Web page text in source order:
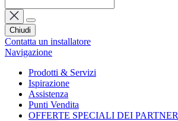
Chiudi
Contatta un installatore
Navigazione
Prodotti & Servizi
Ispirazione
Assistenza
Punti Vendita
OFFERTE SPECIALI DEI PARTNER